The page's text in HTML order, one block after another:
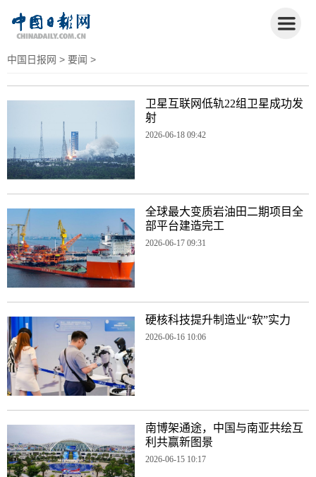
中国日报网 > 要闻 >
卫星互联网低轨22组卫星成功发
射
2026-06-18 09:42
全球最大变质岩油田二期项目全
部平台建造完工
2026-06-17 09:31
硬核科技提升制造业“软”实力
2026-06-16 10:06
南博架通途，中国与南亚共绘互
利共赢新图景
2026-06-15 10:17